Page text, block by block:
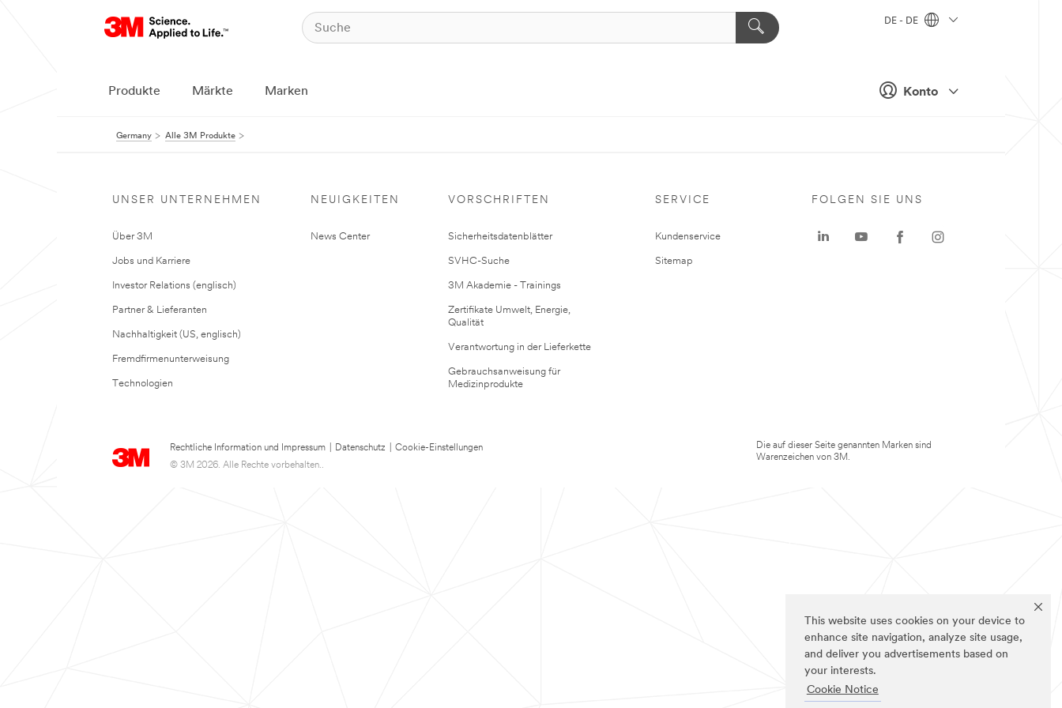
This website uses cookies on your device to
enhance site navigation, analyze site usage,
and deliver you advertisements based on
your interests.
Cookie Notice
Konto
DE - DE
Produkte Märkte Marken
Germany Alle 3M Produkte
UNSER UNTERNEHMEN
Über 3M
Jobs und Karriere
Investor Relations (englisch)
Partner & Lieferanten
Nachhaltigkeit (US, englisch)
Fremdfirmenunterweisung
Technologien
NEUIGKEITEN
News Center
VORSCHRIFTEN
Sicherheitsdatenblätter
SVHC-Suche
3M Akademie - Trainings
Zertifikate Umwelt, Energie,
Qualität
Verantwortung in der Lieferkette
Gebrauchsanweisung für
Medizinprodukte
SERVICE
Kundenservice
Sitemap
Rechtliche Information und Impressum Datenschutz
Cookie-Einstellungen
© 3M 2026. Alle Rechte vorbehalten..
FOLGEN SIE UNS
Die auf dieser Seite genannten Marken sind
Warenzeichen von 3M.